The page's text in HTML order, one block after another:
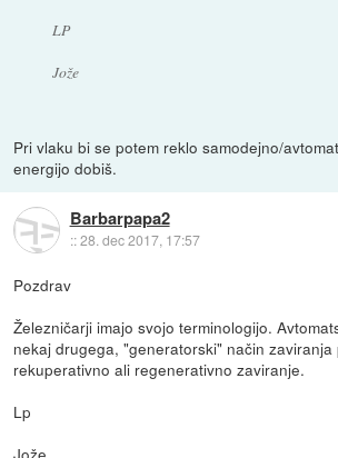
LP
Jože
Pri vlaku bi se potem reklo samodejno/
energijo dobiš.
Barbarpapa2
::28. dec 2017, 17:57
Pozdrav
Železničarji imajo svojo terminologijo.
nekaj drugega, "generatorski" način zaviranja
rekuperativno ali regenerativno zaviranje.
Lp